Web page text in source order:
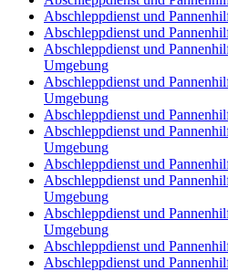
Abschleppdienst und
Abschleppdienst und
Abschleppdienst und
Umgebung
Abschleppdienst und
Umgebung
Abschleppdienst und
Abschleppdienst und
Umgebung
Abschleppdienst und
Abschleppdienst und
Umgebung
Abschleppdienst und
Umgebung
Abschleppdienst und
Abschleppdienst und